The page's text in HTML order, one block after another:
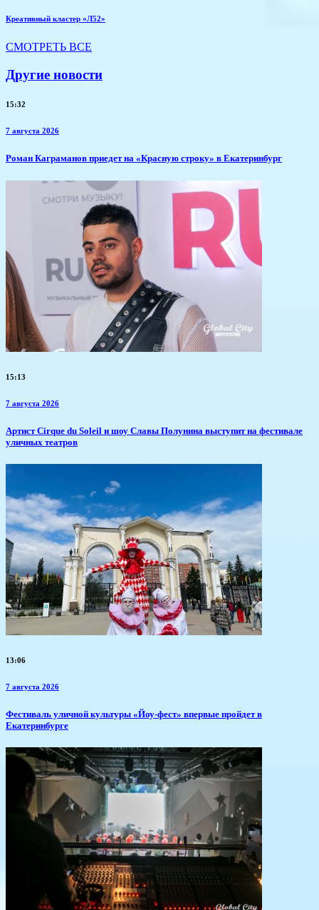
Креативный кластер «Л52»
СМОТРЕТЬ ВСЕ
Другие новости
15:32
7 августа 2026
​Роман Каграманов приедет на «Красную строку» в Екатеринбург
15:13
7 августа 2026
Артист Cirque du Soleil и шоу Славы Полунина выступит на фестивале
уличных театров
13:06
7 августа 2026
​Фестиваль уличной культуры «Йоу-фест» впервые пройдет в
Екатеринбурге